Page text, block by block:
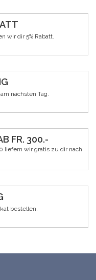
wir dir 5% Rabatt.
nächsten Tag.
FR. 300.-
liefern wir gratis zu dir nach
bestellen.